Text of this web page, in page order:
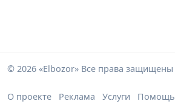
© 2026 «Elbozor» Все права защищены
О проекте Реклама Услуги Помощь